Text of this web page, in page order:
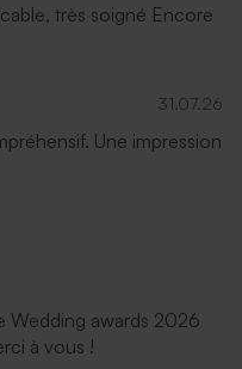
très soigné Encore
31.07.26
Une impression
Wedding awards 2026
à vous !